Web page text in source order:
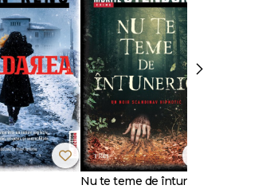
Nu te teme de întuneric
›